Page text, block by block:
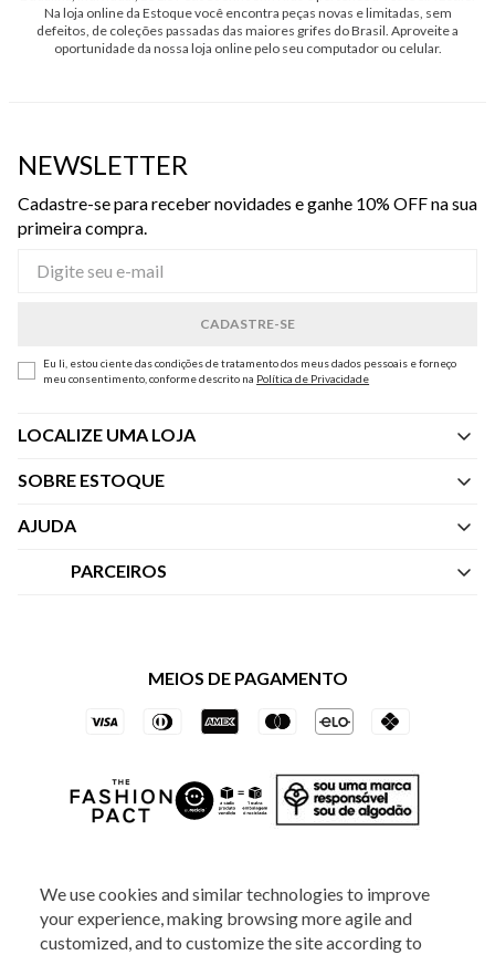
We use cookies and similar technologies to improve
your experience, making browsing more agile and
customized, and to customize the site according to
Na loja online da Estoque você encontra peças novas e limitadas, sem
defeitos, de coleções passadas das maiores grifes do Brasil. Aproveite a
oportunidade da nossa loja online pelo seu computador ou celular.
NEWSLETTER
Cadastre-se para receber novidades e ganhe 10% OFF na sua
primeira compra.
Eu li, estou ciente das condições de tratamento dos meus dados pessoais e forneço
meu consentimento, conforme descrito na Política de Privacidade
LOCALIZE UMA LOJA
SOBRE ESTOQUE
Quem Somos
AJUDA
Central de Atendimento
Trocas e Devoluções
PARCEIROS
Vai de Visa
Azul Fidelidade
MEIOS DE PAGAMENTO